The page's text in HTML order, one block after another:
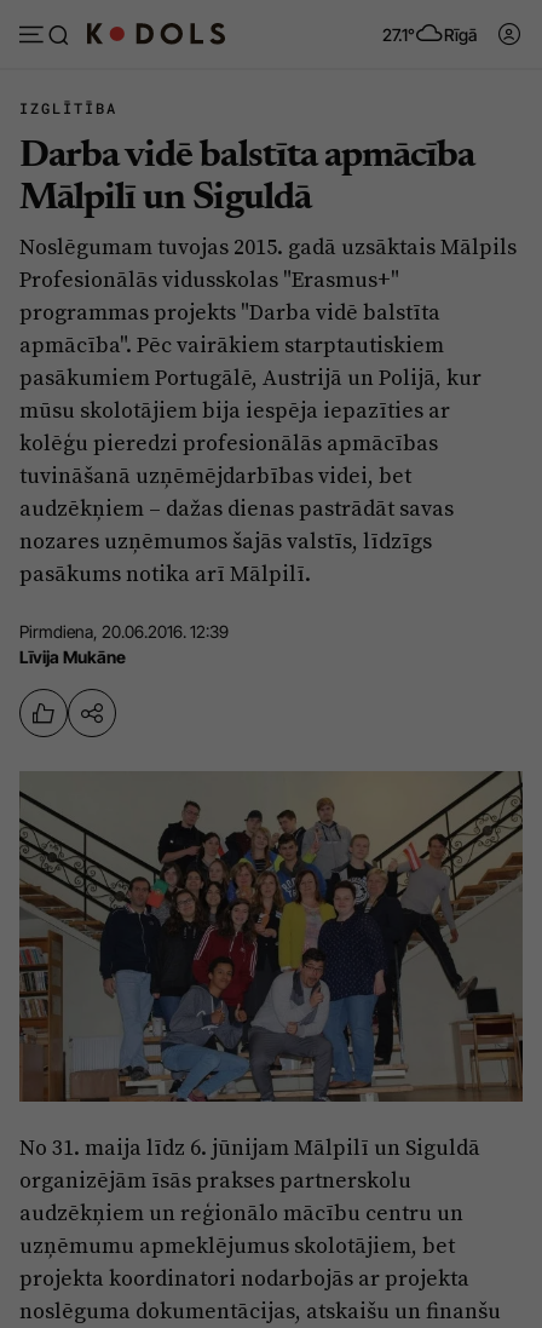
27.1° Rīgā
Abonēt Pieslēgties
Ziņas
Pašvaldības
Izglītība
Veselība
Ģimene
Sports
Tēmas
Viedokļi
Dzīve un ticība
Ekonomika
Krimināli
Izklaide
Sarunas
Pasākumi
Pierīga
Ķekava
Mārupe
Olaine
Ropaži
Salaspils
Saulkrasti
Sigulda
Zivju fonds
Zaļā nākotne
Iedvesmai nav vecuma
Vide
Kodols
Kontakti
Reklāma
Par laikrakstu
Privātuma politika
Ētikas kodekss
Lietošanas noteikumi
Pārredzamības paziņojumi
IZGLĪTĪBA
Darba vidē balstīta apmācība
Mālpilī un Siguldā
Noslēgumam tuvojas 2015. gadā uzsāktais Mālpils
Profesionālās vidusskolas "Erasmus+"
programmas projekts "Darba vidē balstīta
apmācība". Pēc vairākiem starptautiskiem
pasākumiem Portugālē, Austrijā un Polijā, kur
mūsu skolotājiem bija iespēja iepazīties ar
kolēģu pieredzi profesionālās apmācības
tuvināšanā uzņēmējdarbības videi, bet
audzēkņiem – dažas dienas pastrādāt savas
nozares uzņēmumos šajās valstīs, līdzīgs
pasākums notika arī Mālpilī.
Pirmdiena, 20.06.2016. 12:39
Līvija Mukāne
No 31. maija līdz 6. jūnijam Mālpilī un Siguldā
organizējām īsās prakses partnerskolu
audzēkņiem un reģionālo mācību centru un
uzņēmumu apmeklējumus skolotājiem, bet
projekta koordinatori nodarbojās ar projekta
noslēguma dokumentācijas, atskaišu un finanšu